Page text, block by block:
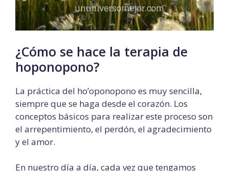
¿Cómo se hace la terapia de
hoponopono?
La práctica del ho’oponopono es muy sencilla,
siempre que se haga desde el corazón. Los
conceptos básicos para realizar este proceso son
el arrepentimiento, el perdón, el agradecimiento
y el amor.
En nuestro día a día, cada vez que tengamos